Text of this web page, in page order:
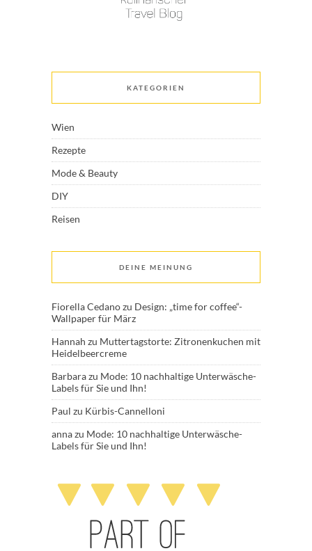
KATEGORIEN
Wien
Rezepte
Mode & Beauty
DIY
Reisen
DEINE MEINUNG
Fiorella Cedanozu Design: „time for coffee“-
Wallpaper für März
Hannah zu Muttertagstorte: Zitronenkuchen mit
Heidelbeercreme
Barbarazu Mode: 10 nachhaltige Unterwäsche-
Labels für Sie und Ihn!
Paul zu Kürbis-Cannelloni
annazu Mode: 10 nachhaltige Unterwäsche-
Labels für Sie und Ihn!